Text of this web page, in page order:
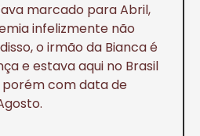
marcado para Abril,
infelizmente não
o irmão da Bianca é
e estava aqui no Brasil
com data de